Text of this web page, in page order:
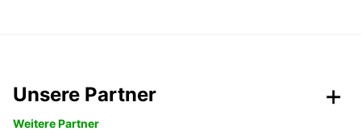
Unsere Partner
Weitere Partner